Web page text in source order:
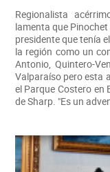
Regionalista
lamenta que
presidente que tenía
la región como un
Antonio, Quintero-
Valparaíso pero esta
el Parque Costero en
de Sharp. "Es un